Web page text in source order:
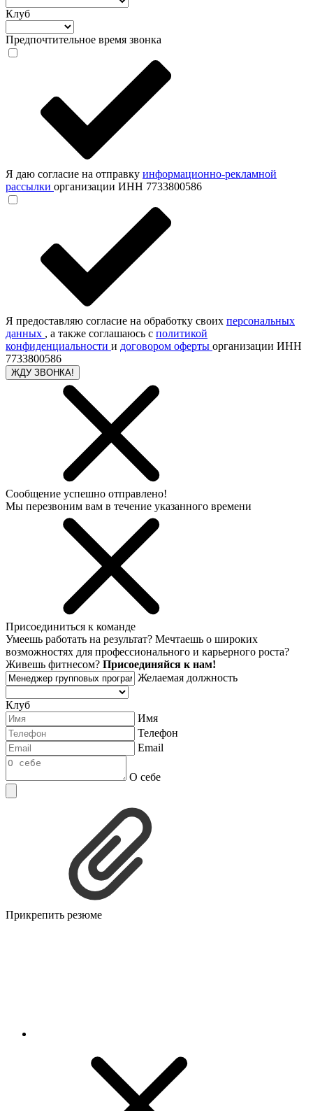
Клуб
Предпочтительное время звонка
Я даю согласие на отправку информационно-рекламной
рассылки организации ИНН 7733800586
Я предоставляю согласие на обработку своих персональных
данных , а также соглашаюсь с политикой
конфиденциальности и договором оферты организации ИНН
7733800586
ЖДУ ЗВОНКА!
Сообщение успешно отправлено!
Мы перезвоним вам в течение указанного времени
Присоединиться к команде
Умеешь работать на результат? Мечтаешь о широких
возможностях для профессионального и карьерного роста?
Живешь фитнесом? Присоединяйся к нам!
Желаемая должность
Клуб
Имя
Телефон
Email
О себе
Прикрепить резюме